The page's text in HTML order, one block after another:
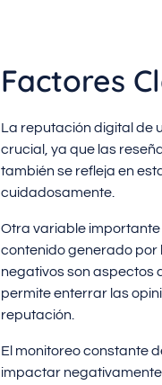
Factores
La reputación digital de
crucial, ya que las
también se refleja en
cuidadosamente.
Otra variable importante
contenido generado por
negativos son aspectos
permite enterrar las
reputación.
El monitoreo constante
impactar